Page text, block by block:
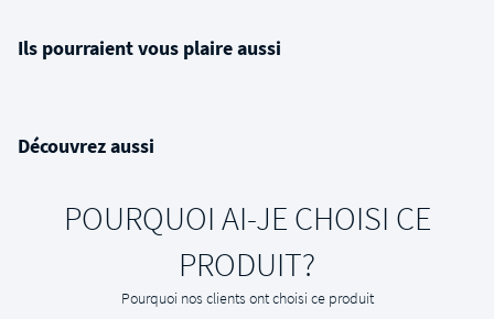
Ils pourraient vous plaire aussi
Découvrez aussi
POURQUOI AI-JE CHOISI CE
PRODUIT?
Pourquoi nos clients ont choisi ce produit